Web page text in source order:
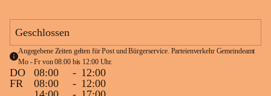
Geschlossen
Angegebene Zeiten gelten für Post und Bürgerservice. Parteienverkehr Gemeindeamt
Mo - Fr von 08:00 bis 12:00 Uhr.
DO 08:00 - 12:00
FR
08:00 - 12:00